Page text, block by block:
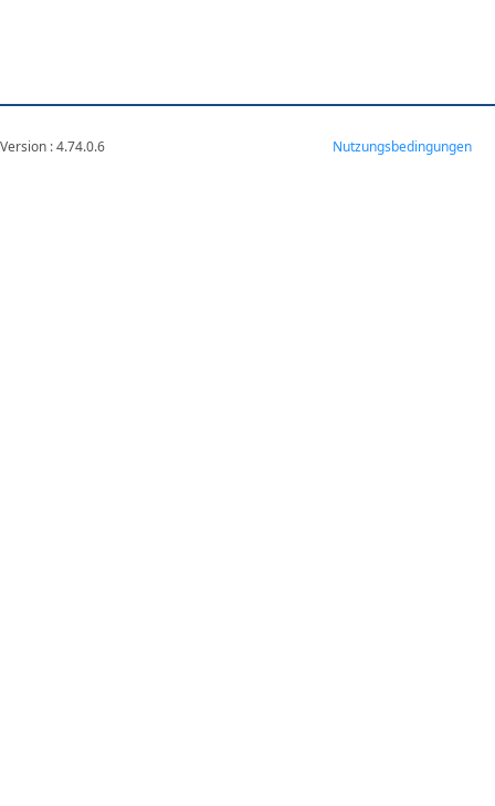
Version : 4.74.0.6 Nutzungsbedingungen